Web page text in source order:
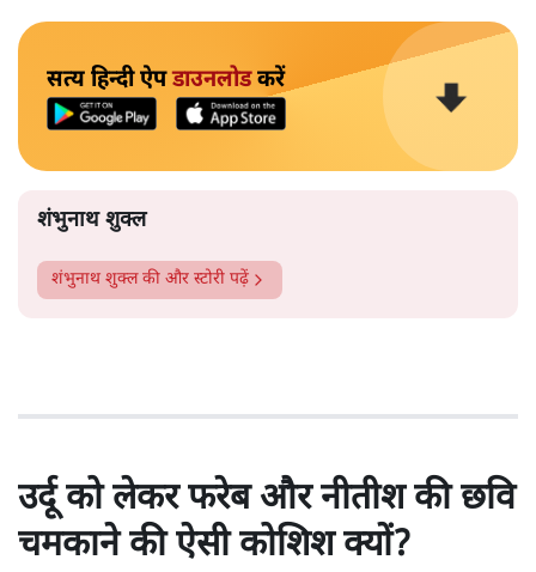
सत्य हिन्दी ऐपडाउनलोडकरें
शंभुनाथ शुक्ल
शंभुनाथ शुक्लकी और स्टोरी पढ़ें
उर्दू को लेकर फरेब और नीतीश की छवि
चमकाने की ऐसी कोशिश क्यों?